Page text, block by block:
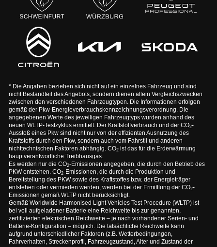
* Die Angaben beziehen sich nicht auf ein einzelnes Fahrzeug und sind
nicht Bestandteil des Angebots, sondern dienen allein Vergleichszwecken
zwischen den verschiedenen Fahrzeugtypen. Die Informationen erfolgen
gemäß der Pkw-Energieverbrauchskennzeichnungsverordnung. Die
angegebenen Werte des jeweiligen Fahrzeugtyps wurden anhand des
neuen WLTP-Testzyklus ermittelt. Der Kraftstoffverbrauch und der CO2-
Ausstoß eines Pkw sind nicht nur von der effizienten Ausnutzung des
Kraftstoffs durch den Pkw, sondern auch vom Fahrstil und anderen
nichttechnischen Faktoren abhängig. CO2ist das für die Erderwärmung
hauptverantwortliche Treibhausgas.
Es werden nur die CO2-Emissionen angegeben, die durch den Betrieb des
PKW entstehen. CO2-Emissionen, die durch die Produktion und
Bereitstellung des PKW sowie des Kraftstoffes bzw. der Energieträger
entstehen oder vermieden werden, werden bei der Ermittlung der CO2-
Emissionen gemäß WLTP nicht berücksichtigt.
Gemäß Worldwide Harmonised Light Vehicles Test Procedure (WLTP) ist
bei voll aufgeladener Batterie eine Reichweite bis zur genannten,
zertifizierten elektrischen Reichweite – je nach vorhandener Serien- und
Batterie-Konfiguration – möglich. Die tatsächliche Reichweite kann
aufgrund unterschiedlicher Faktoren (z.B. Wetterbedingungen,
Fahrverhalten, Streckenprofil, Fahrzeugzustand, Alter und Zustand der